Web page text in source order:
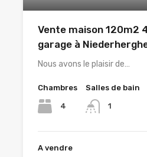
Vente maison 120m2
garage à
Nous avons le plaisir de…
Chambres
4
Salles de bain
1
A vendre